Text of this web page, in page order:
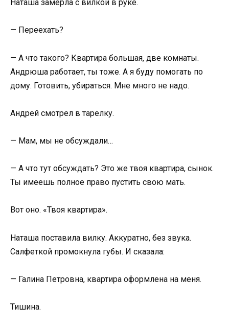
Наташа замерла с вилкой в руке.
— Переехать?
— А что такого? Квартира большая, две комнаты.
Андрюша работает, ты тоже. А я буду помогать по
дому. Готовить, убираться. Мне много не надо.
Андрей смотрел в тарелку.
— Мам, мы не обсуждали…
— А что тут обсуждать? Это же твоя квартира, сынок.
Ты имеешь полное право пустить свою мать.
Вот оно. «Твоя квартира».
Наташа поставила вилку. Аккуратно, без звука.
Салфеткой промокнула губы. И сказала:
— Галина Петровна, квартира оформлена на меня.
Тишина.